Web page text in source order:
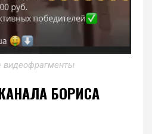
видеофрагменты
БОРИСА